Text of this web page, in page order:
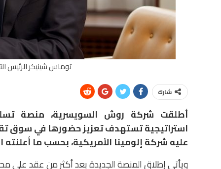
توماس شينيكر الرئيس
شارك
أطلقت شركة روش السويسرية، منصة
استراتيجية تستهدف تعزيز حضورها في سوق
عليه شركة إلومينا الأمريكية، بحسب ما أعلنته